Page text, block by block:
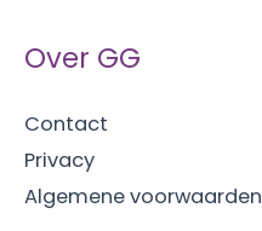
Over GG
Contact
Privacy
Algemene voorwaarden